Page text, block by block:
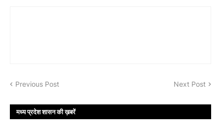
Previous Post Next Post
मध्य प्रदेश शासन की ख़बरें